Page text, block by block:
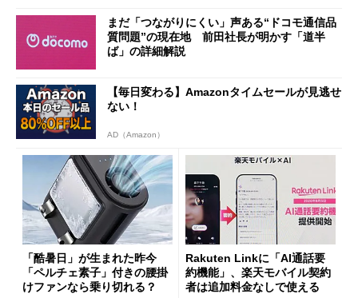
まだ「つながりにくい」声ある“ドコモ通信品
質問題”の現在地 前田社長が明かす「道半
ば」の詳細解説
【毎日変わる】Amazonタイムセールが見逃せ
ない！
AD（Amazon）
「酷暑日」が生まれた昨今
「ペルチェ素子」付きの腰掛
けファンなら乗り切れる？
Rakuten Linkに「AI通話要
約機能」、楽天モバイル契約
者は追加料金なしで使える